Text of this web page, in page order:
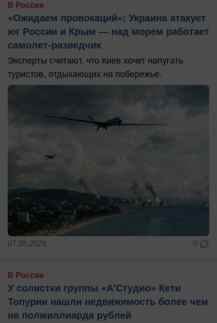
В России
«Ожидаем провокаций»: Украина атакует
юг России и Крым — над морем работает
самолет-разведчик
Эксперты считают, что Киев хочет напугать
туристов, отдыхающих на побережье.
07.08.2026 0
В России
У солистки группы «А'Студио» Кети
Топурии нашли недвижимость более чем
на полмиллиарда рублей